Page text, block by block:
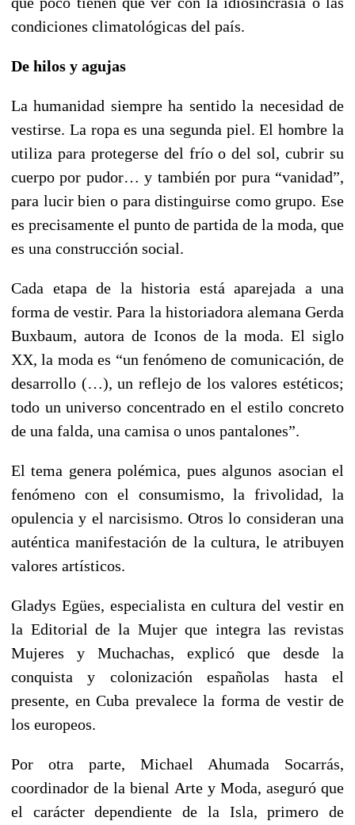
condiciones climatológicas del país.
De hilos y agujas
La humanidad siempre ha sentido la necesidad de
vestirse. La ropa es una segunda piel. El hombre la
utiliza para protegerse del frío o del sol, cubrir su
cuerpo por pudor… y también por pura “vanidad”,
para lucir bien o para distinguirse como grupo. Ese
es precisamente el punto de partida de la moda, que
es una construcción social.
Cada etapa de la historia está aparejada a una
forma de vestir. Para la historiadora alemana Gerda
Buxbaum, autora de Iconos de la moda. El siglo
XX, la moda es “un fenómeno de comunicación, de
desarrollo (…), un reflejo de los valores estéticos;
todo un universo concentrado en el estilo concreto
de una falda, una camisa o unos pantalones”.
El tema genera polémica, pues algunos asocian el
fenómeno con el consumismo, la frivolidad, la
opulencia y el narcisismo. Otros lo consideran una
auténtica manifestación de la cultura, le atribuyen
valores artísticos.
Gladys Egües, especialista en cultura del vestir en
la Editorial de la Mujer que integra las revistas
Mujeres y Muchachas, explicó que desde la
conquista y colonización españolas hasta el
presente, en Cuba prevalece la forma de vestir de
los europeos.
Por otra parte, Michael Ahumada Socarrás,
coordinador de la bienal Arte y Moda, aseguró que
el carácter dependiente de la Isla, primero de